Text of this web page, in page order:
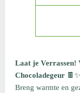
Laat je
Chocoladegeur 🍫✨
Breng warmte en